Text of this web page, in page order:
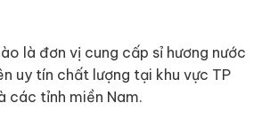
là đơn vị cung cấp sỉ hương nước
uy tín chất lượng tại khu vực TP
các tỉnh miền Nam.